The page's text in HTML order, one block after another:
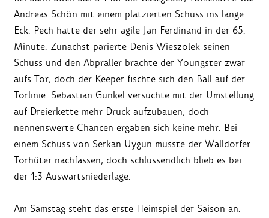
Andreas Schön mit einem platzierten Schuss ins lange
Eck. Pech hatte der sehr agile Jan Ferdinand in der 65.
Minute. Zunächst parierte Denis Wieszolek seinen
Schuss und den Abpraller brachte der Youngster zwar
aufs Tor, doch der Keeper fischte sich den Ball auf der
Torlinie. Sebastian Gunkel versuchte mit der Umstellung
auf Dreierkette mehr Druck aufzubauen, doch
nennenswerte Chancen ergaben sich keine mehr. Bei
einem Schuss von Serkan Uygun musste der Walldorfer
Torhüter nachfassen, doch schlussendlich blieb es bei
der 1:3-Auswärtsniederlage.
Am Samstag steht das erste Heimspiel der Saison an.